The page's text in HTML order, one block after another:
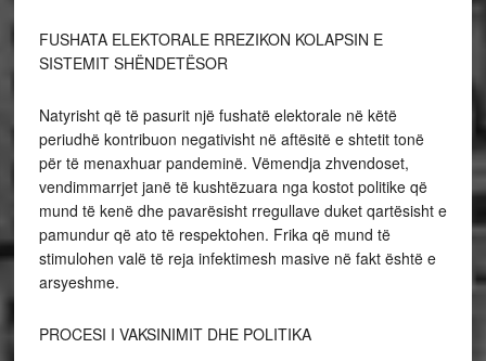
FUSHATA ELEKTORALE RREZIKON KOLAPSIN E
SISTEMIT SHËNDETËSOR
Natyrisht që të pasurit një fushatë elektorale në këtë
periudhë kontribuon negativisht në aftësitë e shtetit tonë
për të menaxhuar pandeminë. Vëmendja zhvendoset,
vendimmarrjet janë të kushtëzuara nga kostot politike që
mund të kenë dhe pavarësisht rregullave duket qartësisht e
pamundur që ato të respektohen. Frika që mund të
stimulohen valë të reja infektimesh masive në fakt është e
arsyeshme.
PROCESI I VAKSINIMIT DHE POLITIKA